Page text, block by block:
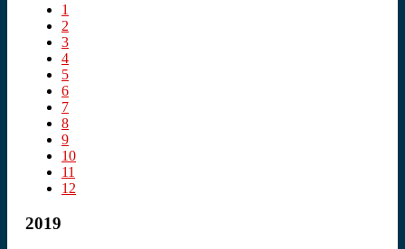
1
2
3
4
5
6
7
8
9
10
11
12
2019